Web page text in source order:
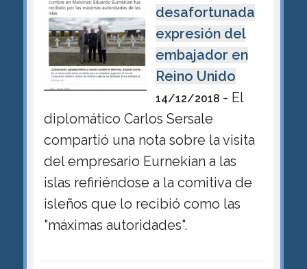
desafortunada
expresión del
embajador en
Reino Unido
14/12/2018 - El
diplomático Carlos Sersale
compartió una nota sobre la visita
del empresario Eurnekian a las
islas refiriéndose a la comitiva de
isleños que lo recibió como las
"máximas autoridades".